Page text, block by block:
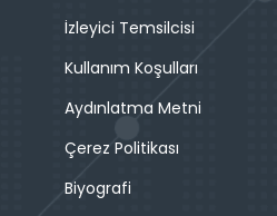
İzleyici Temsilcisi
Kullanım Koşulları
Aydınlatma Metni
Çerez Politikası
Biyografi